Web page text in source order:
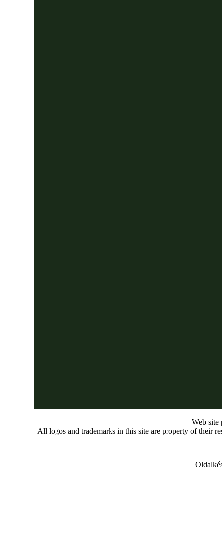
Web site
All logos and trademarks in this site are property of their